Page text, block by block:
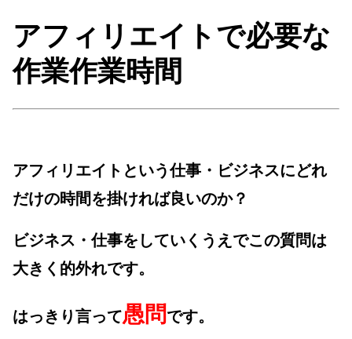
アフィリエイトで必要な
作業作業時間
アフィリエイトという仕事・ビジネスにどれ
だけの時間を掛ければ良いのか？
ビジネス・仕事をしていくうえでこの質問は
大きく的外れです。
はっきり言って愚問です。